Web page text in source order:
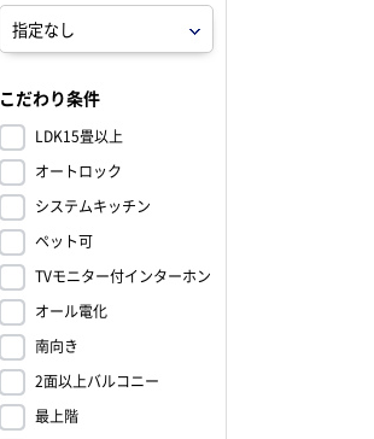
こだわり条件
LDK15畳以上
オートロック
システムキッチン
ペット可
TVモニター付インターホン
オール電化
南向き
2面以上バルコニー
最上階